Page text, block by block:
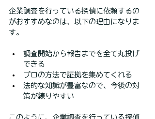
企業調査を行っている探偵に依頼するの
がおすすめなのは、以下の理由になりま
す。
調査開始から報告までを全て丸投げ
できる
プロの方法で証拠を集めてくれる
法的な知識が豊富なので、今後の対
策が練りやすい
このように、企業調査を行っている探偵